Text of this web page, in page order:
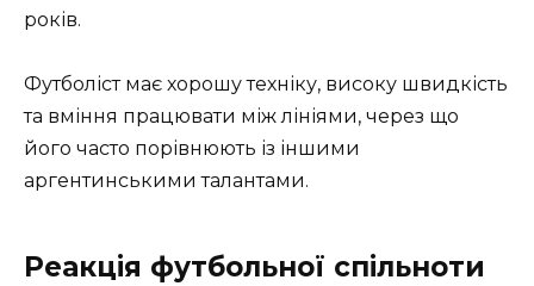
років.
Футболіст має хорошу техніку, високу швидкість
та вміння працювати між лініями, через що
його часто порівнюють із іншими
аргентинськими талантами.
Реакція футбольної спільноти